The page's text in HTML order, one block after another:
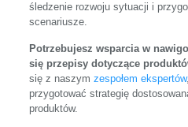
śledzenie rozwoju sytuacji i
scenariusze.
Potrzebujesz wsparcia w
się przepisy dotyczące
się z naszym zespołem ekspertów
przygotować strategię
produktów.